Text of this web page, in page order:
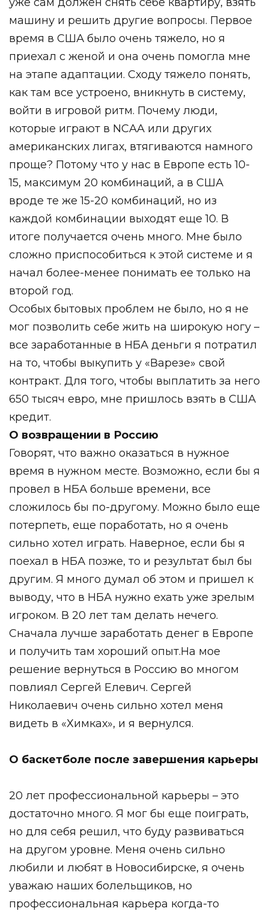
машину и решить другие вопросы. Первое
время в США было очень тяжело, но я
приехал с женой и она очень помогла мне
на этапе адаптации. Сходу тяжело понять,
как там все устроено, вникнуть в систему,
войти в игровой ритм. Почему люди,
которые играют в NCAA или других
американских лигах, втягиваются намного
проще? Потому что у нас в Европе есть 10-
15, максимум 20 комбинаций, а в США
вроде те же 15-20 комбинаций, но из
каждой комбинации выходят еще 10. В
итоге получается очень много. Мне было
сложно приспособиться к этой системе и я
начал более-менее понимать ее только на
второй год.
Особых бытовых проблем не было, но я не
мог позволить себе жить на широкую ногу –
все заработанные в НБА деньги я потратил
на то, чтобы выкупить у «Варезе» свой
контракт. Для того, чтобы выплатить за него
650 тысяч евро, мне пришлось взять в США
кредит.
О возвращении в Россию
Говорят, что важно оказаться в нужное
время в нужном месте. Возможно, если бы я
провел в НБА больше времени, все
сложилось бы по-другому. Можно было еще
потерпеть, еще поработать, но я очень
сильно хотел играть. Наверное, если бы я
поехал в НБА позже, то и результат был бы
другим. Я много думал об этом и пришел к
выводу, что в НБА нужно ехать уже зрелым
игроком. В 20 лет там делать нечего.
Сначала лучше заработать денег в Европе
и получить там хороший опыт.На мое
решение вернуться в Россию во многом
повлиял Сергей Елевич. Сергей
Николаевич очень сильно хотел меня
видеть в «Химках», и я вернулся.
О баскетболе после завершения карьеры
20 лет профессиональной карьеры – это
достаточно много. Я мог бы еще поиграть,
но для себя решил, что буду развиваться
на другом уровне. Меня очень сильно
любили и любят в Новосибирске, я очень
уважаю наших болельщиков, но
профессиональная карьера когда-то